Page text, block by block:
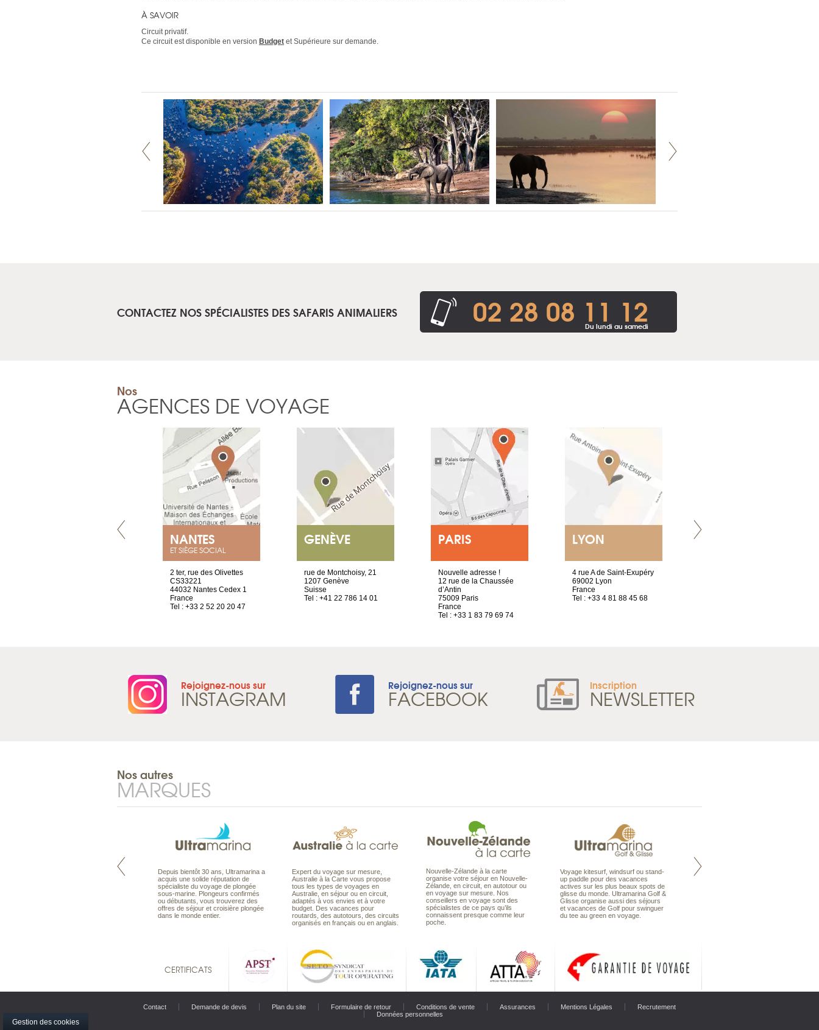
À SAVOIR
Circuit privatif.
Ce circuit est disponible en version Budget et Supérieure sur demande.
CONTACTEZ NOS SPÉCIALISTES DES SAFARIS ANIMALIERS 02 28 08 11 12
Du lundi au samedi
Nos
AGENCES DE VOYAGE
NANTES
ET SIÈGE SOCIAL
2 ter, rue des Olivettes
CS33221
44032 Nantes Cedex 1
France
Tel : +33 2 52 20 20 47
GENÈVE
rue de Montchoisy, 21
1207 Genève
Suisse
Tel : +41 22 786 14 01
PARIS
Nouvelle adresse !
12 rue de la Chaussée
d’Antin
75009 Paris
France
Tel : +33 1 83 79 69 74
LYON
4 rue A de Saint-Exupéry
69002 Lyon
France
Tel : +33 4 81 88 45 68
Rejoignez-nous sur
INSTAGRAM Rejoignez-nous sur
FACEBOOK Inscription
NEWSLETTER
Nos autres
MARQUES
Pacifique à la carte est le spécialiste
Depuis bientôt 30 ans, Ultramarina a
acquis une solide réputation de
spécialiste du voyage de plongée
sous-marine. Plongeurs confirmés
ou débutants, vous trouverez des
offres de séjour et croisière plongée
dans le monde entier.
Expert du voyage sur mesure,
Australie à la Carte vous propose
tous les types de voyages en
Australie, en séjour ou en circuit,
adaptés à vos envies et à votre
budget. Des vacances pour
routards, des autotours, des circuits
organisés en français ou en anglais.
Nouvelle-Zélande à la carte
organise votre séjour en Nouvelle-
Zélande, en circuit, en autotour ou
en voyage sur mesure. Nos
conseillers en voyage sont des
spécialistes de ce pays qu’ils
connaissent presque comme leur
poche.
Voyage kitesurf, windsurf ou stand-
up paddle pour des vacances
actives sur les plus beaux spots de
glisse du monde. Ultramarina Golf &
Glisse organise aussi des séjours
et vacances de Golf pour swinguer
du tee au green en voyage.
Maldives à la Carte propose tous
CERTIFICATS
Contact Demande de devis Plan du site Formulaire de retour Conditions de vente Assurances Mentions Légales
Recrutement
Données personnelles
Gestion des cookies